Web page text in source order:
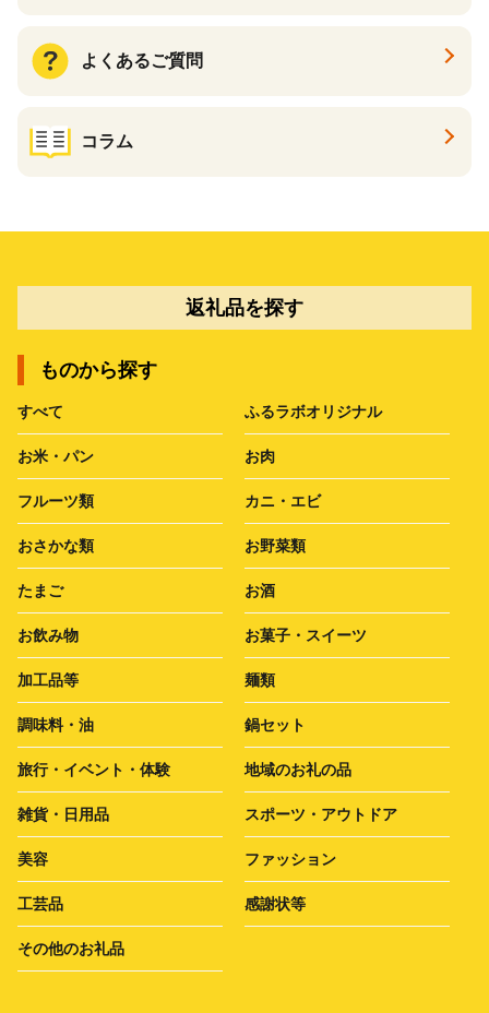
よくあるご質問
コラム
返礼品を探す
ものから探す
すべて ふるラボオリジナル
お米・パン お肉
フルーツ類 カニ・エビ
おさかな類 お野菜類
たまご お酒
お飲み物 お菓子・スイーツ
加工品等 麺類
調味料・油 鍋セット
旅行・イベント・体験 地域のお礼の品
雑貨・日用品 スポーツ・アウトドア
美容 ファッション
工芸品 感謝状等
その他のお礼品